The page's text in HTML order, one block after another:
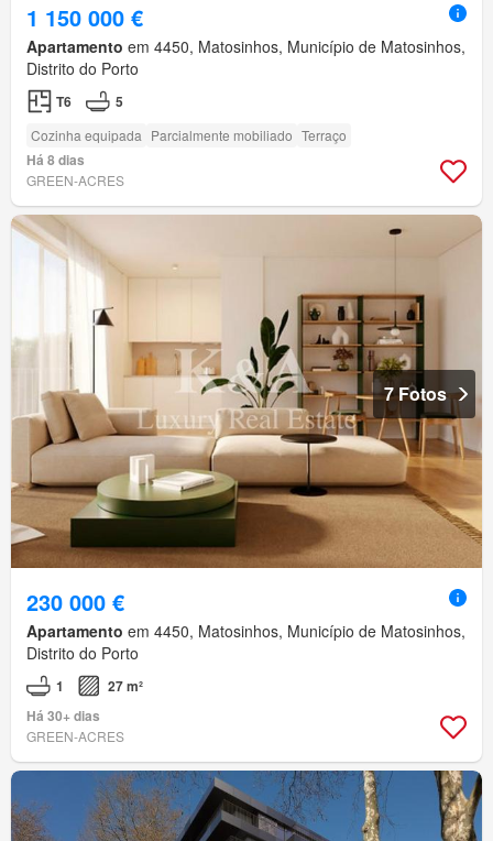
1 150 000 €
Apartamento em 4450, Matosinhos, Município de Matosinhos,
Distrito do Porto
T6 5
Cozinha equipada Parcialmente mobiliado Terraço
Há 8 dias
GREEN-ACRES
7 Fotos
230 000 €
Apartamento em 4450, Matosinhos, Município de Matosinhos,
Distrito do Porto
1
27 m²
Há 30+ dias
GREEN-ACRES